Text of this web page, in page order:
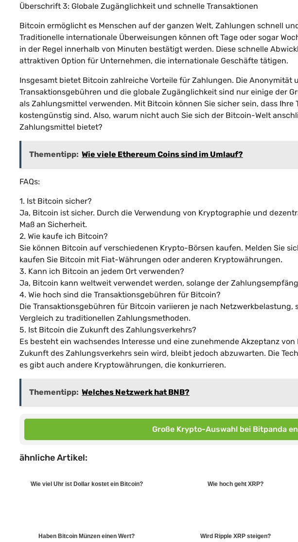
Überschrift 3: Globale Zugänglichkeit und schnelle Transaktionen
Bitcoin ermöglicht es Menschen auf der ganzen Welt, Zahlungen schnell
Traditionelle internationale Überweisungen können oft Tage oder sogar
in der Regel innerhalb von Minuten bestätigt werden. Diese schnelle
attraktiven Option für Unternehmen, die internationale Geschäfte tätigen.
Insgesamt bietet Bitcoin zahlreiche Vorteile für Zahlungen. Die Anonymität
Transaktionsgebühren und die globale Zugänglichkeit sind nur einige der
als Zahlungsmittel verwenden. Mit Bitcoin können Sie sicher sein, dass Ihre
kostengünstig sind. Also, warum nicht auch Sie sich der Bitcoin-Welt
Zahlungsmittel bietet?
Thementipp: Wie viele Ethereum Coins sind im Umlauf?
FAQs:
1. Ist Bitcoin sicher?
Ja, Bitcoin ist sicher. Durch die Verwendung von Kryptographie und
Maß an Sicherheit.
2. Wie kaufe ich Bitcoin?
Sie können Bitcoin auf verschiedenen Krypto-Börsen kaufen. Melden Sie
kaufen Sie Bitcoin mit Fiat-Währungen oder anderen Kryptowährungen.
3. Kann ich Bitcoin an jedem Ort verwenden?
Ja, Bitcoin kann weltweit verwendet werden, solange der
4. Wie hoch sind die Transaktionsgebühren für Bitcoin?
Die Transaktionsgebühren für Bitcoin variieren je nach Netzwerkbelastung,
Vergleich zu traditionellen Zahlungsmethoden.
5. Ist Bitcoin die Zukunft des Zahlungsverkehrs?
Es besteht ein wachsendes Interesse und eine zunehmende Akzeptanz
Zukunft des Zahlungsverkehrs sein wird, bleibt jedoch abzuwarten. Die
es gibt auch andere Kryptowährungen, die konkurrieren.
Thementipp: Welches Netzwerk hat BNB?
Große Krypto-Auswahl bei Bitpanda
ähnliche Artikel:
Wie viel Uhr ist Dollar kostet ein Bitcoin? Wie hoch geht XRP?
Haben Bitcoin Münzen einen Wert? Wird Ripple XRP steigen?